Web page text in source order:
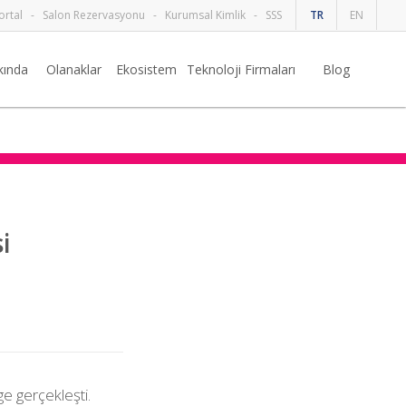
TR EN
- Salon Rezervasyonu - Kurumsal Kimlik - SSS
Olanaklar Ekosistem Teknoloji Firmaları Blog
gerçekleşti.